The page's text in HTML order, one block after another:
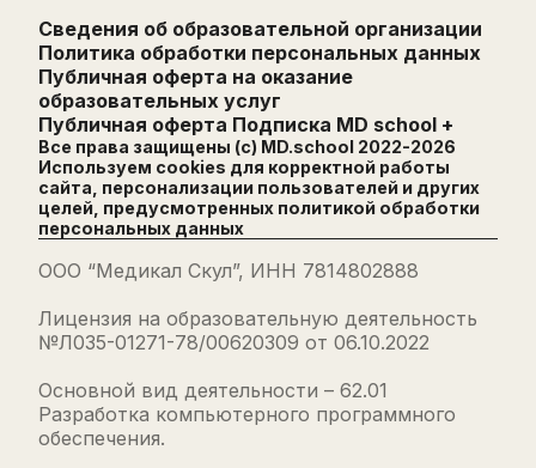
Сведения об образовательной организации
Политика обработки персональных данных
Публичная оферта на оказание
образовательных услуг
Публичная оферта Подписка MD school +
Все права защищены (с) MD.school 2022-2026
Используем cookies для корректной работы
сайта, персонализации пользователей и других
целей, предусмотренных политикой обработки
персональных данных
ООО “Медикал Скул”, ИНН 7814802888
Лицензия на образовательную деятельность
№Л035-01271-78/00620309 от 06.10.2022
Основной вид деятельности – 62.01
Разработка компьютерного программного
обеспечения.